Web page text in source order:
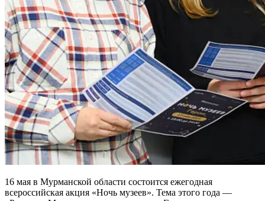
16 мая в Мурманской области состоится ежегодная
всероссийская акция «Ночь музеев». Тема этого года —